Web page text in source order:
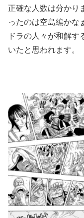
正確な人数は分かり
ったのは空島編かな
ドラの人々が和解
いたと思われます。